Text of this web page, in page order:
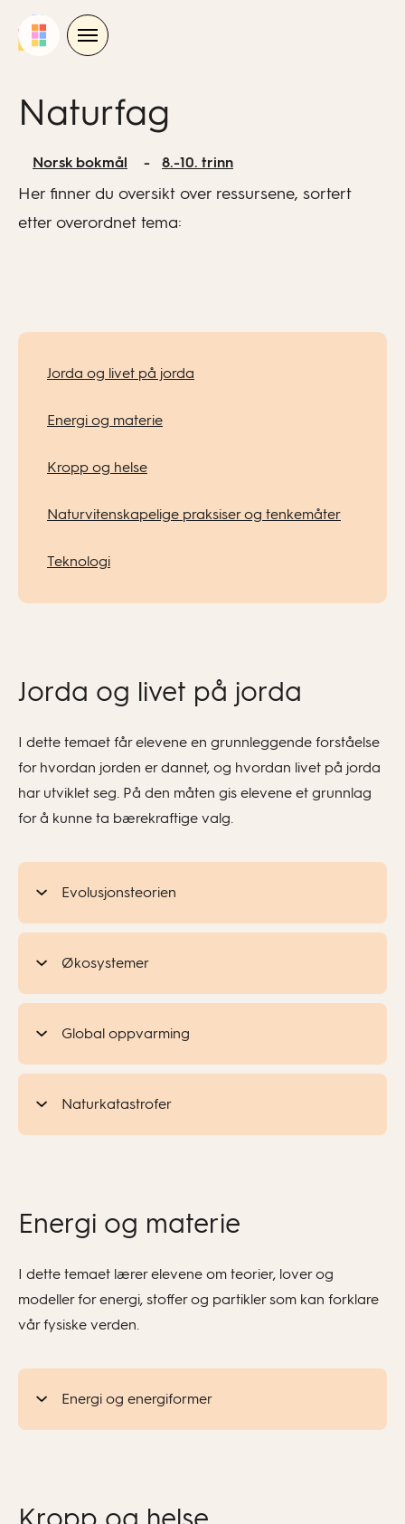
Naturfag
Norsk bokmål 8.-10. trinn
Her finner du oversikt over ressursene, sortert
etter overordnet tema:
Jorda og livet på jorda
Energi og materie
Kropp og helse
Naturvitenskapelige praksiser og tenkemåter
Teknologi
Jorda og livet på jorda
I dette temaet får elevene en grunnleggende forståelse
for hvordan jorden er dannet, og hvordan livet på jorda
har utviklet seg. På den måten gis elevene et grunnlag
for å kunne ta bærekraftige valg.
Evolusjonsteorien
Økosystemer
Global oppvarming
Naturkatastrofer
Energi og materie
I dette temaet lærer elevene om teorier, lover og
modeller for energi, stoffer og partikler som kan forklare
vår fysiske verden.
Energi og energiformer